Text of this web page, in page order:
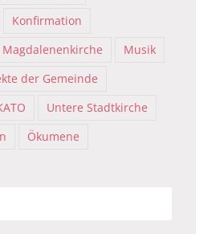
Konfirmation
Magdalenenkirche
Musik
der Gemeinde
Untere Stadtkirche
Ökumene